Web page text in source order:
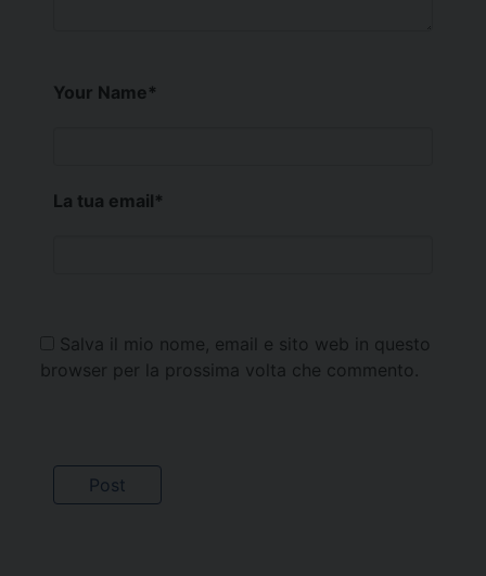
Your Name*
La tua email*
Salva il mio nome, email e sito web in questo
browser per la prossima volta che commento.